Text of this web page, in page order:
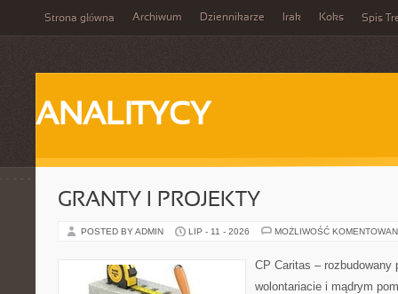
Strona główna Archiwum Dziennikarze Irak Koks Spis
ANALITYCY
GRANTY I PROJEKTY
POSTED BY ADMIN LIP - 11 - 2026 MOŻLIWOŚĆ
CP Caritas – rozbudowany
wolontariacie i mądrym